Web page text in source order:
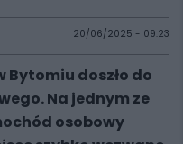
20/06/2025 - 09:23
Bytomiu doszło do
Na jednym ze
osobowy